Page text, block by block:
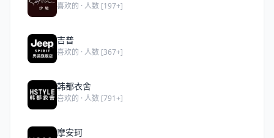
喜欢的 · 人数 [197+]
吉普
喜欢的 · 人数 [367+]
韩都衣舍
喜欢的 · 人数 [791+]
摩安珂